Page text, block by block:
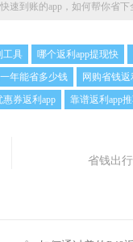
速到账的app，如何帮你省下
工具 哪个返利app提现快
年能省多少钱 网购省钱
惠券返利app 靠谱返利app
省钱出